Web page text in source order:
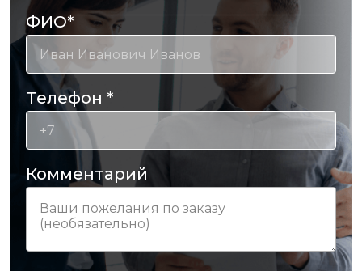
ФИО*
Телефон *
Комментарий